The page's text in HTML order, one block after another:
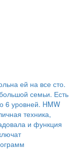
ей на все сто.
семьи. Есть
6 уровней. HMW
техника,
и функция